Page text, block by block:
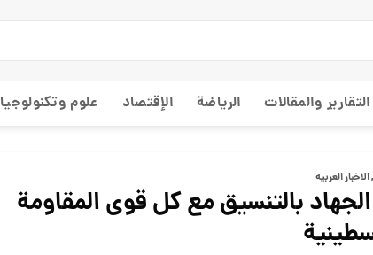
التقارير والمقالات الریاضة الإقتصاد علوم وتكنولوجيا
,الاخبار العربيه
بالتنسيق مع كل قوى المقاومة